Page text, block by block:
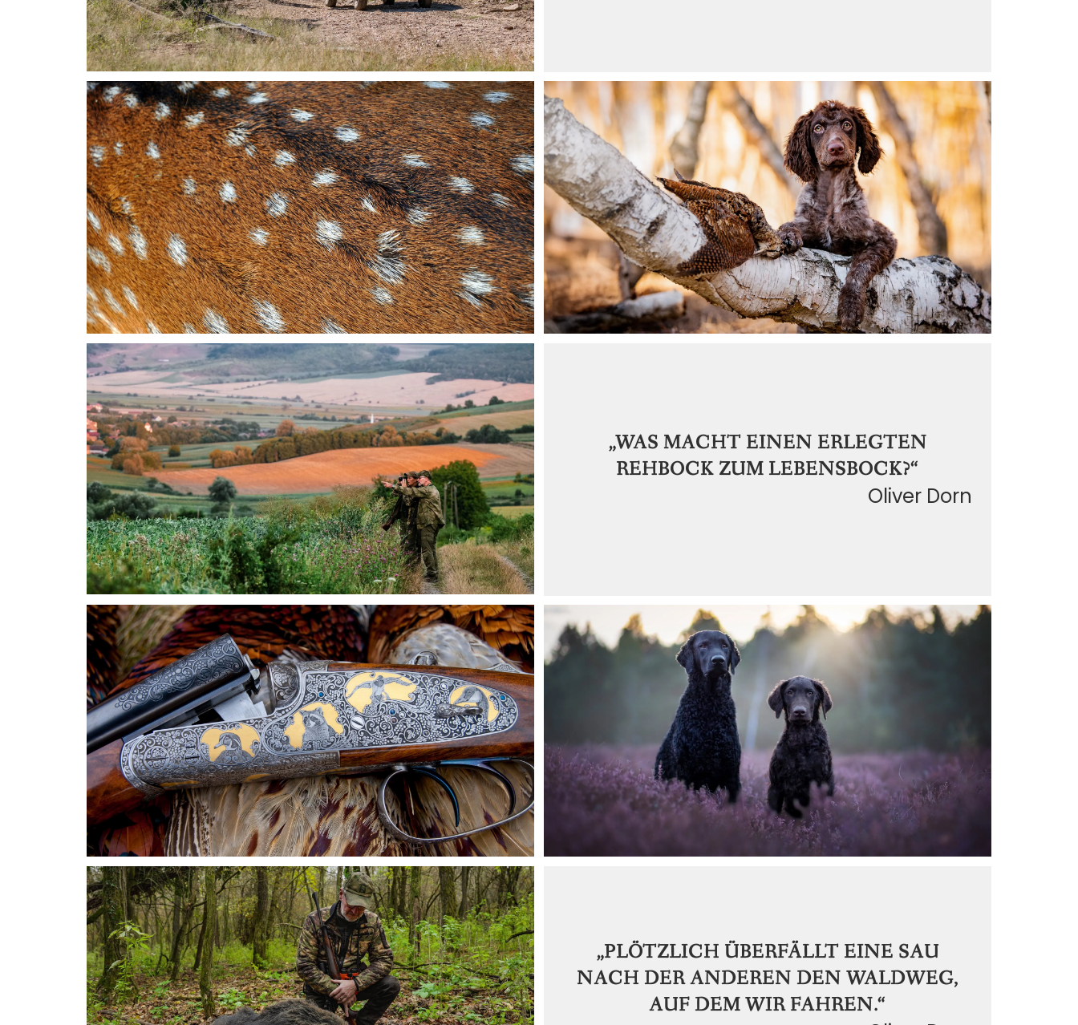
„WAS MACHT EINEN ERLEGTEN
REHBOCK ZUM LEBENSBOCK?“
Oliver Dorn
„PLÖTZLICH ÜBERFÄLLT EINE SAU
NACH DER ANDEREN DEN WALDWEG,
AUF DEM WIR FAHREN.“